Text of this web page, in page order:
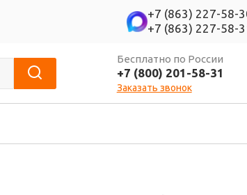
+7 (863) 227-58-
+7 (863) 227-58-
Бесплатно по России
+7 (800) 201-58-31
Заказать звонок